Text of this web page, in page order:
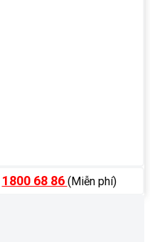
1800 68 86 (Miễn phí)